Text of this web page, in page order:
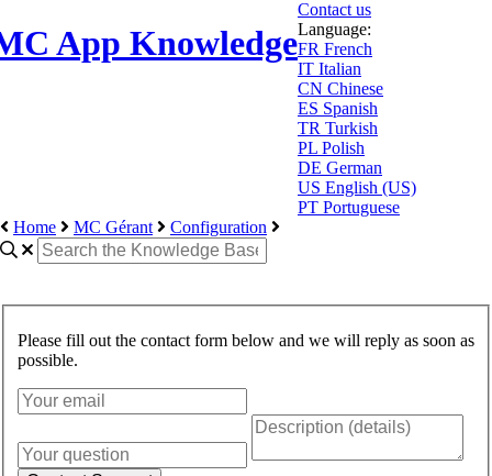
App Knowledge
Contact us
Language:
FR French
IT Italian
CN Chinese
ES Spanish
TR Turkish
PL Polish
DE German
US English (US)
PT Portuguese
Home
MC Gérant Configuration
Please fill out the contact form below and we will reply as soon as
possible.